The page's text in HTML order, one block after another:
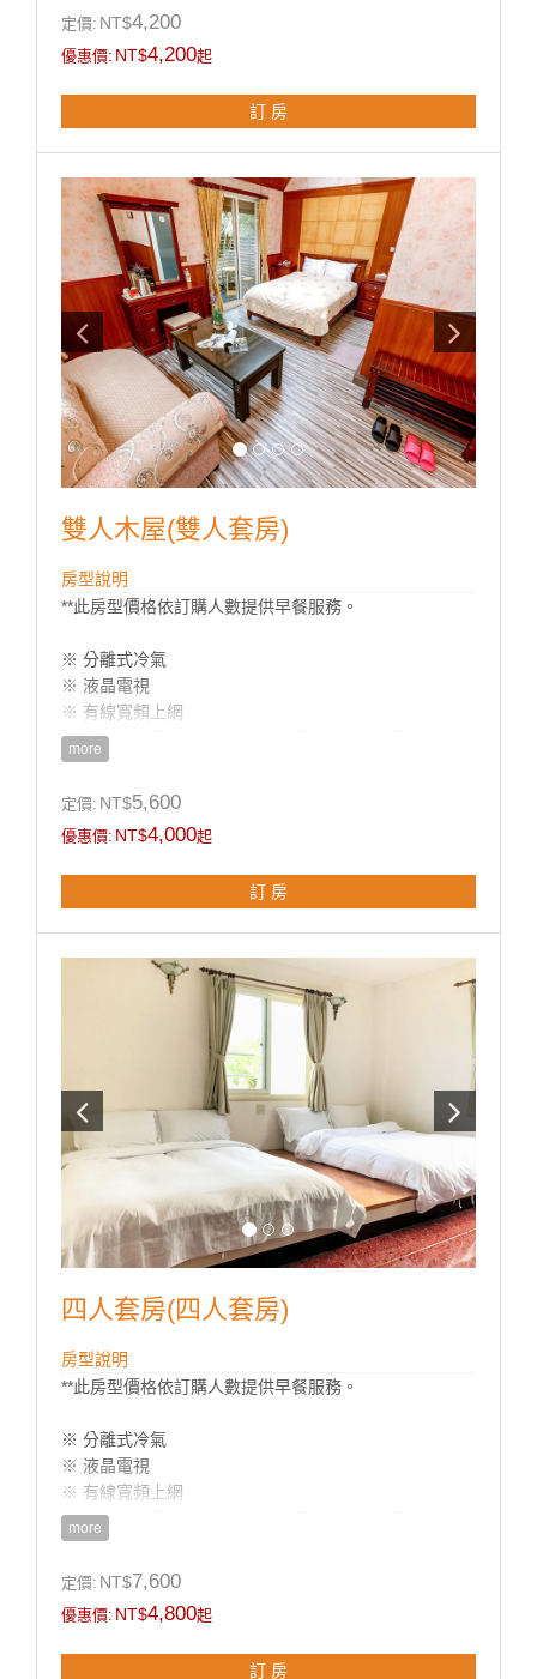
※ 兒童洗浴用品(澡盆，浴巾)
※ 獨立衛浴 / 快煮壺 / 吹風機
※ 礦泉水
**國旅卡訂房請於下單同時勾選備註即可。
定價: NT$4,200
優惠價: NT$4,200起
訂 房
雙人木屋(雙人套房)
房型說明
**此房型價格依訂購人數提供早餐服務。
※ 分離式冷氣
※ 液晶電視
※ 有線寬頻上網
※ 提供五星級法國Mimare沐浴用品、盥洗用品、中毛
巾
※ 兒童洗浴用品(澡盆，浴巾)
※ 獨立衛浴 / 快煮壺 / 吹風機
※ 礦泉水
**國旅卡訂房請於下單同時勾選備註即可。
more
定價: NT$5,600
優惠價: NT$4,000起
訂 房
四人套房(四人套房)
房型說明
**此房型價格依訂購人數提供早餐服務。
※ 分離式冷氣
※ 液晶電視
※ 有線寬頻上網
※ 提供五星級法國Mimare沐浴用品、盥洗用品、中毛
巾
※ 兒童洗浴用品(澡盆，浴巾)
※ 礦泉水
more
定價: NT$7,600
優惠價: NT$4,800起
訂 房